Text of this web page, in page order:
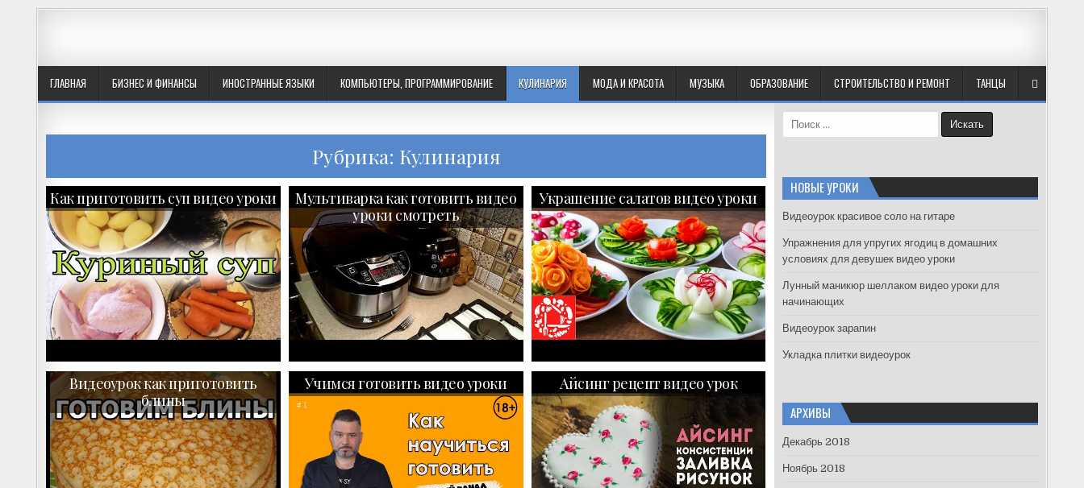
ГЛАВНАЯ БИЗНЕС И ФИНАНСЫ ИНОСТРАННЫЕ ЯЗЫКИ КОМПЬЮТЕРЫ, ПРОГРАММИРОВАНИЕ КУЛИНАРИЯ МОДА И КРАСОТА МУЗЫКА ОБРАЗОВАНИЕ СТРОИТЕЛЬСТВО И РЕМОНТ ТАНЦЫ
Рубрика: Кулинария
Как приготовить суп видео уроки
Мультиварка как готовить видео
уроки смотреть
Украшение салатов видео уроки
Видеоурок как приготовить
блины
Учимся готовить видео уроки Айсинг рецепт видео урок
e
h
f
r
:
НОВЫЕ УРОКИ
Видеоурок красивое соло на гитаре
Упражнения для упругих ягодиц в домашних
условиях для девушек видео уроки
Лунный маникюр шеллаком видео уроки для
начинающих
Видеоурок зарапин
Укладка плитки видеоурок
АРХИВЫ
Декабрь 2018
Ноябрь 2018